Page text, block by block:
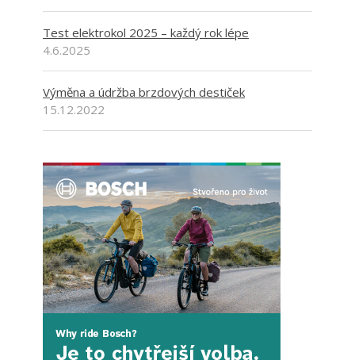
Test elektrokol 2025 – každý rok lépe
4.6.2025
Výměna a údržba brzdových destiček
15.12.2022